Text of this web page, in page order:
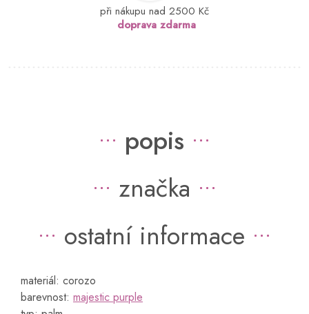
při nákupu nad 2500 Kč
doprava zdarma
popis
značka
ostatní informace
materiál: corozo
barevnost: majestic purple